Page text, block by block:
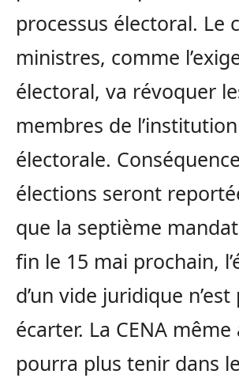
processus électoral. Le
ministres, comme
électoral, va révoquer
membres de l’institution
électorale.
élections seront
que la septième
fin le 15 mai prochain,
d’un vide juridique n’est
écarter. La CENA même
pourra plus tenir dans